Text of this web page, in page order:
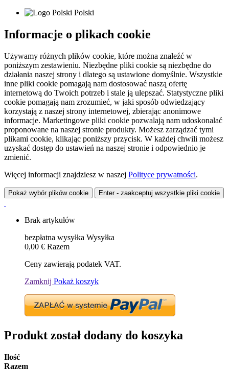
Polski
Informacje o plikach cookie
Używamy różnych plików cookie, które można znaleźć w
poniższym zestawieniu. Niezbędne pliki cookie są niezbędne do
działania naszej strony i dlatego są ustawione domyślnie. Wszystkie
inne pliki cookie pomagają nam dostosować naszą ofertę
internetową do Twoich potrzeb i stale ją ulepszać. Statystyczne pliki
cookie pomagają nam zrozumieć, w jaki sposób odwiedzający
korzystają z naszej strony internetowej, zbierając anonimowe
informacje. Marketingowe pliki cookie pozwalają nam udoskonalać
proponowane na naszej stronie produkty. Możesz zarządzać tymi
plikami cookie, klikając poniższy przycisk. W każdej chwili możesz
uzyskać dostęp do ustawień na naszej stronie i odpowiednio je
zmienić.
Więcej informacji znajdziesz w naszej Polityce prywatności.
Pokaż wybór plików cookie Enter - zaakceptuj wszystkie pliki cookie
Brak artykułów
bezpłatna wysyłka Wysyłka
0,00 € Razem
Ceny zawierają podatek VAT.
Zamknij Pokaż koszyk
Produkt został dodany do koszyka
Ilość
Razem